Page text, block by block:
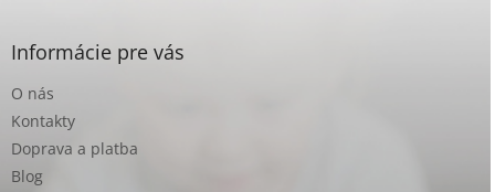
Informácie pre vás
O nás
Kontakty
Doprava a platba
Blog